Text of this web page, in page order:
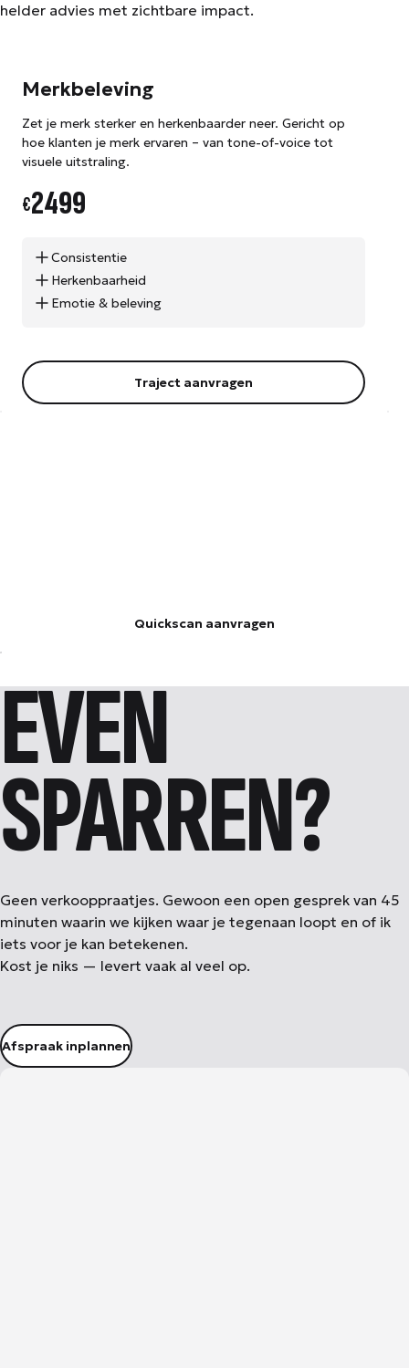
helder advies met zichtbare impact.
Merkbeleving
Zet je merk sterker en herkenbaarder neer. Gericht op
hoe klanten je merk ervaren – van tone-of-voice tot
visuele uitstraling.
€2499
Consistentie
Herkenbaarheid
Emotie & beleving
Traject aanvragen
Quickscan aanvragen
EVEN
SPARREN?
Geen verkooppraatjes. Gewoon een open gesprek van 45
minuten waarin we kijken waar je tegenaan loopt en of ik
iets voor je kan betekenen.
Kost je niks — levert vaak al veel op.
Afspraak inplannen